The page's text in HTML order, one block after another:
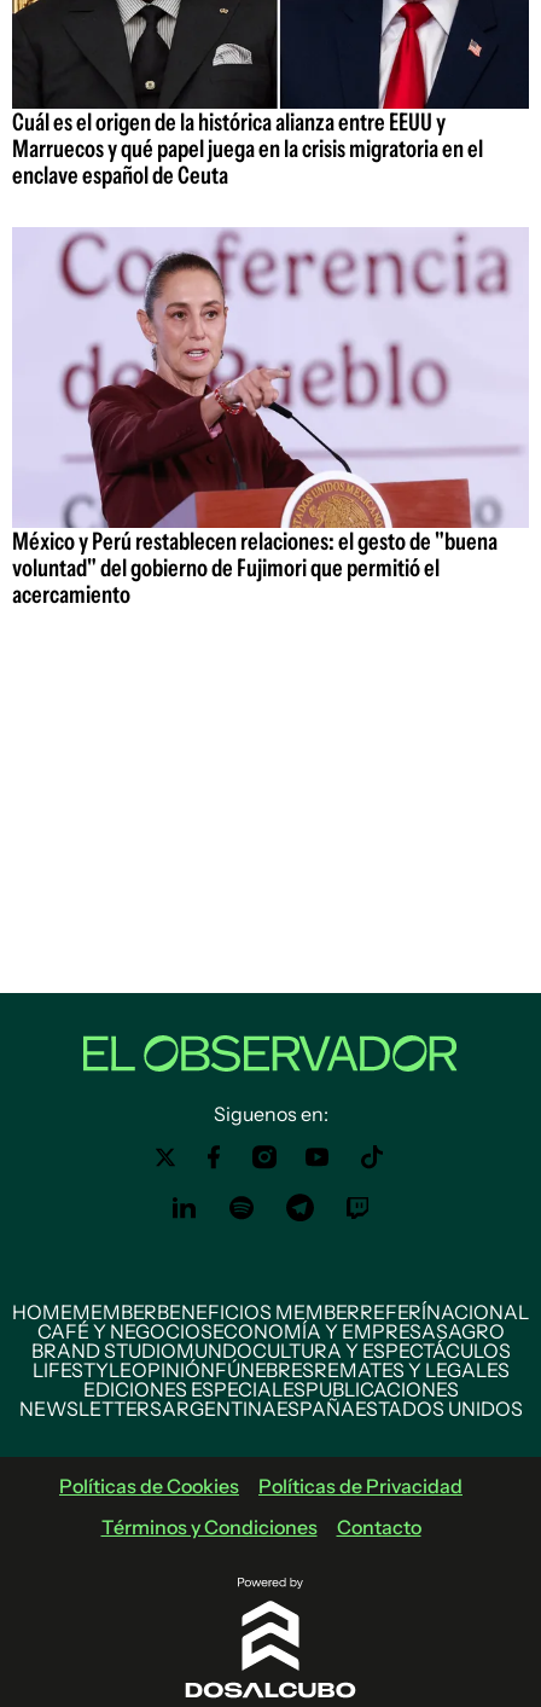
Cuál es el origen de la histórica alianza entre EEUU y
Marruecos y qué papel juega en la crisis migratoria en el
enclave español de Ceuta
México y Perú restablecen relaciones: el gesto de "buena
voluntad" del gobierno de Fujimori que permitió el
acercamiento
Siguenos en:
HOMEMEMBERBENEFICIOS MEMBERREFERÍNACIONAL
CAFÉ Y NEGOCIOSECONOMÍA Y EMPRESASAGRO
BRAND STUDIOMUNDOCULTURA Y ESPECTÁCULOS
LIFESTYLEOPINIÓNFÚNEBRESREMATES Y LEGALES
EDICIONES ESPECIALESPUBLICACIONES
NEWSLETTERSARGENTINAESPAÑAESTADOS UNIDOS
Políticas de Cookies
Políticas de Privacidad
Términos y Condiciones
Contacto